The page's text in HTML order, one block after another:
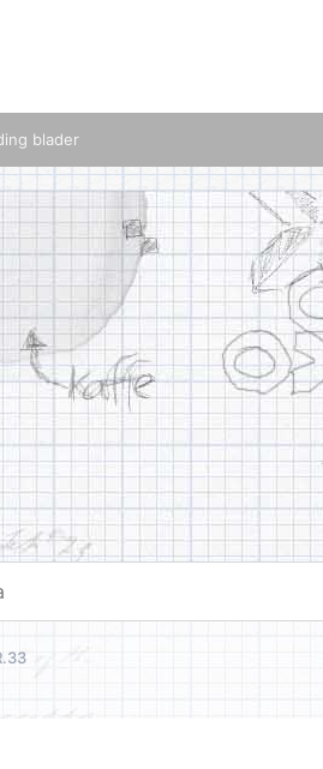
blader